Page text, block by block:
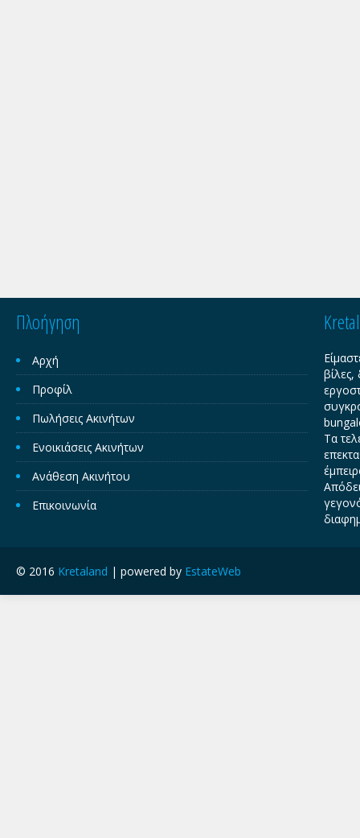
Πλοήγηση
Αρχή
Προφίλ
Πωλήσεις Ακινήτων
Ενοικιάσεις Ακινήτων
Ανάθεση Ακινήτου
Επικοινωνία
βίλες,
Τα
© 2016 Kretaland | powered by EstateWeb